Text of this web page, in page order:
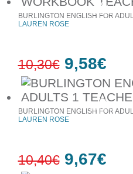
7%
έκπτωση
7%
έκπτωση
BURLINGTON ENGLISH FOR
LAUREN ROSE
10,30€ 9,58€
BURLINGTON ENGLISH FOR
LAUREN ROSE
10,40€ 9,67€